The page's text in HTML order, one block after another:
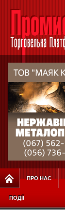
ПРО НАС
ПОДІЇ